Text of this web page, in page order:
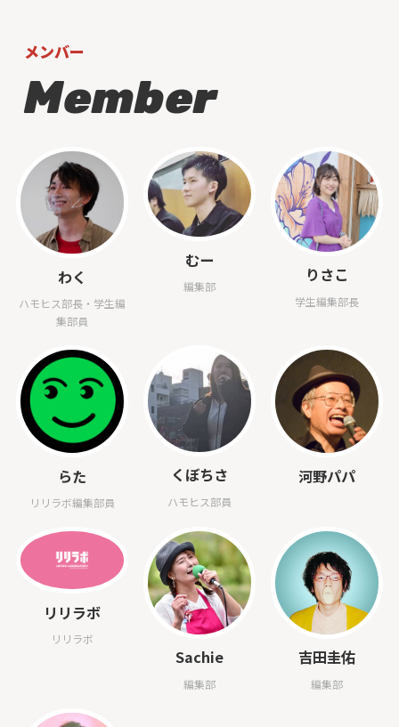
メンバー
Member
わく
ハモヒス部長・学生編
集部員
むー
編集部
りさこ
学生編集部長
らた
リリラボ編集部員
くぼちさ
ハモヒス部員
河野パパ
リリラボ
リリラボ
Sachie
編集部
吉田圭佑
編集部